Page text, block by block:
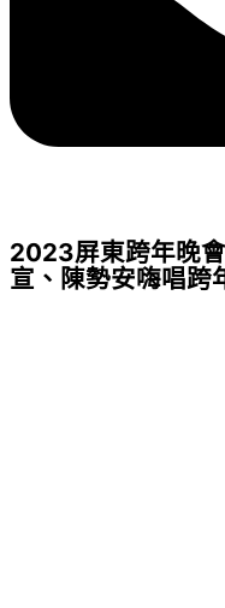
2023屏東跨年晚
宣、陳勢安嗨唱跨